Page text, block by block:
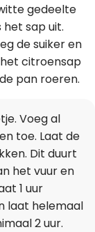
gedeelte
sap uit.
de suiker en
citroensap
pan roeren.
Voeg al
toe. Laat de
Dit duurt
het vuur en
1 uur
laat helemaal
2 uur.